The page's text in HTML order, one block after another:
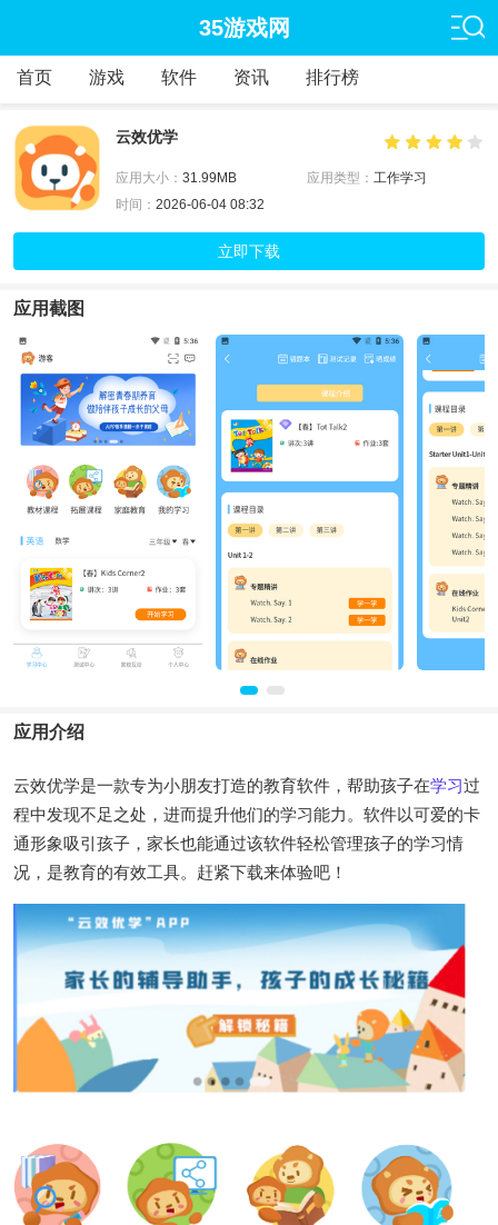
35游戏网
首页 游戏 软件 资讯 排行榜
云效优学
应用大小： 31.99MB 应用类型： 工作学习
时间： 2026-06-04 08:32
立即下载
应用截图
应用介绍
云效优学是一款专为小朋友打造的教育软件，帮助孩子在学习过
程中发现不足之处，进而提升他们的学习能力。软件以可爱的卡
通形象吸引孩子，家长也能通过该软件轻松管理孩子的学习情
况，是教育的有效工具。赶紧下载来体验吧！